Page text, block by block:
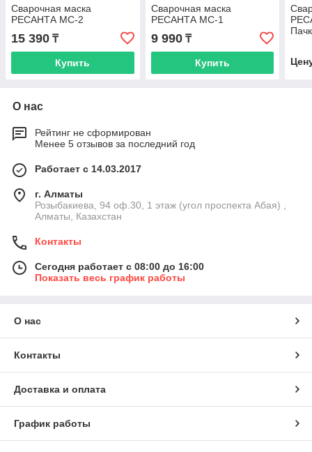
Сварочная маска
РЕСАНТА МС-2
15 390 ₸
Купить
Сварочная маска
РЕСАНТА МС-1
9 990₸
Купить
О нас
Рейтинг не сформирован
Менее 5 отзывов за последний год
Работает с 14.03.2017
г. Алматы
Розыбакиева, 94 оф.30, 1 этаж (угол проспекта Абая) ,
Алматы, Казахстан
Контакты
Сегодня работает с 08:00 до 16:00
Показать весь график работы
О нас
Контакты
Доставка и оплата
График работы